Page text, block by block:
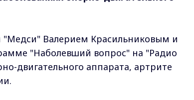
Валерием Красильниковым и
"Наболевший вопрос" на "Радио
двигательного аппарата, артрите